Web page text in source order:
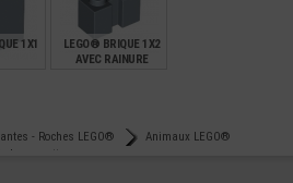
1X1
LEGO® BRIQUE 1X2
AVEC RAINURE
- Roches LEGO®
Animaux LEGO®
harry potter